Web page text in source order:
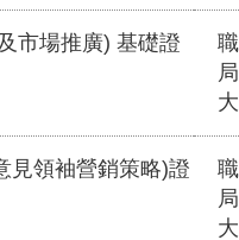
市場推廣) 基礎證
見領袖營銷策略)證